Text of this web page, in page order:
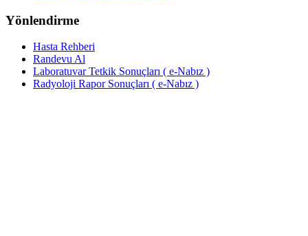
Yönlendirme
Hasta Rehberi
Randevu Al
Laboratuvar Tetkik Sonuçları ( e-Nabız )
Radyoloji Rapor Sonuçları ( e-Nabız )